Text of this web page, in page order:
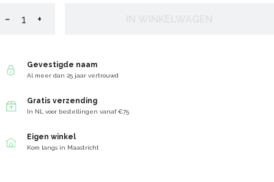
− +
Gevestigde naam
Al meer dan 25 jaar vertrouwd
Gratis verzending
In NL voor bestellingen vanaf €75
Eigen winkel
Kom langs in Maastricht